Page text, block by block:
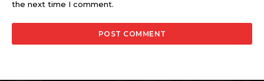
the next time I comment.